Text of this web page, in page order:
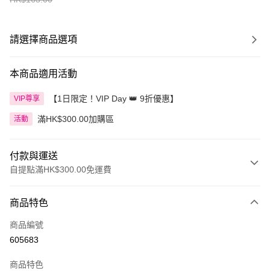
請選擇商品選項
本商品適用活動
VIP尊享 【1日限定！VIP Day 👑 9折優惠】
活動 滿HK$300.00加購區
付款與運送
自提點滿HK$300.00免運費
信用卡
Apple Pay
商品特色
商品編號
605683
商品特色